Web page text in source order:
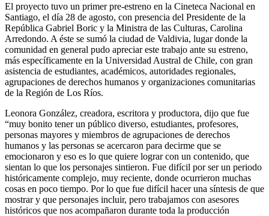
El proyecto tuvo un primer pre-estreno en la Cineteca Nacional en
Santiago, el día 28 de agosto, con presencia del Presidente de la
República Gabriel Boric y la Ministra de las Culturas, Carolina
Arredondo. A éste se sumó la ciudad de Valdivia, lugar donde la
comunidad en general pudo apreciar este trabajo ante su estreno,
más específicamente en la Universidad Austral de Chile, con gran
asistencia de estudiantes, académicos, autoridades regionales,
agrupaciones de derechos humanos y organizaciones comunitarias
de la Región de Los Ríos.
Leonora González, creadora, escritora y productora, dijo que fue
“muy bonito tener un público diverso, estudiantes, profesores,
personas mayores y miembros de agrupaciones de derechos
humanos y las personas se acercaron para decirme que se
emocionaron y eso es lo que quiere lograr con un contenido, que
sientan lo que los personajes sintieron. Fue difícil por ser un periodo
históricamente complejo, muy reciente, donde ocurrieron muchas
cosas en poco tiempo. Por lo que fue difícil hacer una síntesis de que
mostrar y que personajes incluir, pero trabajamos con asesores
históricos que nos acompañaron durante toda la producción